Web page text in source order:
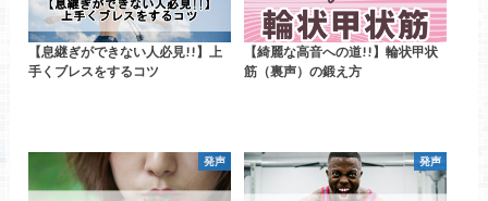
【息継ぎができない人必見!!】上
手くブレスをするコツ
【綺麗な高音への道!!】輪状甲状
筋（裏声）の鍛え方
発声 発声